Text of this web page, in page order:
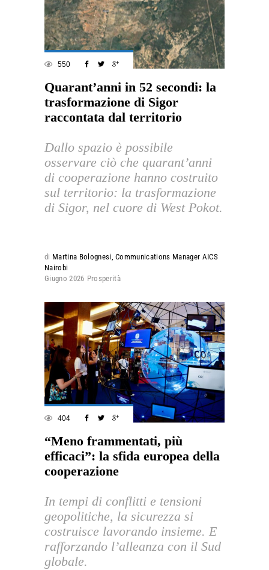
550
Quarant’anni in 52 secondi: la
trasformazione di Sigor
raccontata dal territorio
Dallo spazio è possibile
osservare ciò che quarant’anni
di cooperazione hanno costruito
sul territorio: la trasformazione
di Sigor, nel cuore di West Pokot.
di Martina Bolognesi, Communications Manager AICS
Nairobi
Giugno 2026 Prosperità
404
“Meno frammentati, più
efficaci”: la sfida europea della
cooperazione
In tempi di conflitti e tensioni
geopolitiche, la sicurezza si
costruisce lavorando insieme. E
rafforzando l’alleanza con il Sud
globale.